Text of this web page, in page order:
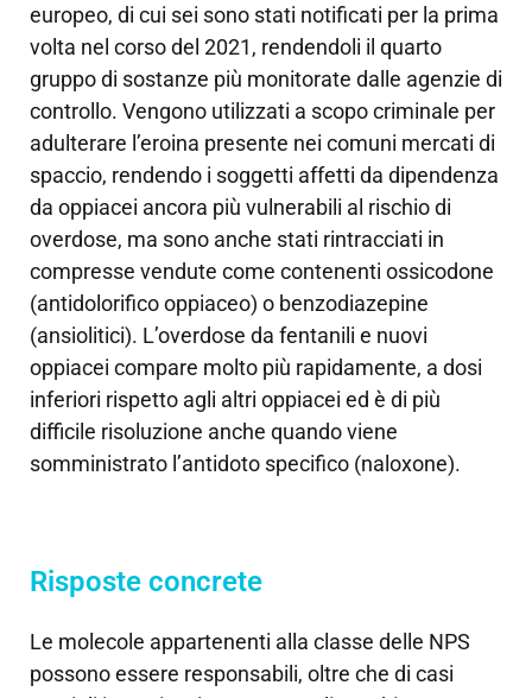
europeo, di cui sei sono stati notificati per la prima
volta nel corso del 2021, rendendoli il quarto
gruppo di sostanze più monitorate dalle agenzie di
controllo. Vengono utilizzati a scopo criminale per
adulterare l’eroina presente nei comuni mercati di
spaccio, rendendo i soggetti affetti da dipendenza
da oppiacei ancora più vulnerabili al rischio di
overdose, ma sono anche stati rintracciati in
compresse vendute come contenenti ossicodone
(antidolorifico oppiaceo) o benzodiazepine
(ansiolitici). L’overdose da fentanili e nuovi
oppiacei compare molto più rapidamente, a dosi
inferiori rispetto agli altri oppiacei ed è di più
difficile risoluzione anche quando viene
somministrato l’antidoto specifico (naloxone).
Risposte concrete
Le molecole appartenenti alla classe delle NPS
possono essere responsabili, oltre che di casi